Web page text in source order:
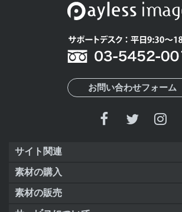
お問い合わせフォーム
サイト関連
素材の購入
素材の販売